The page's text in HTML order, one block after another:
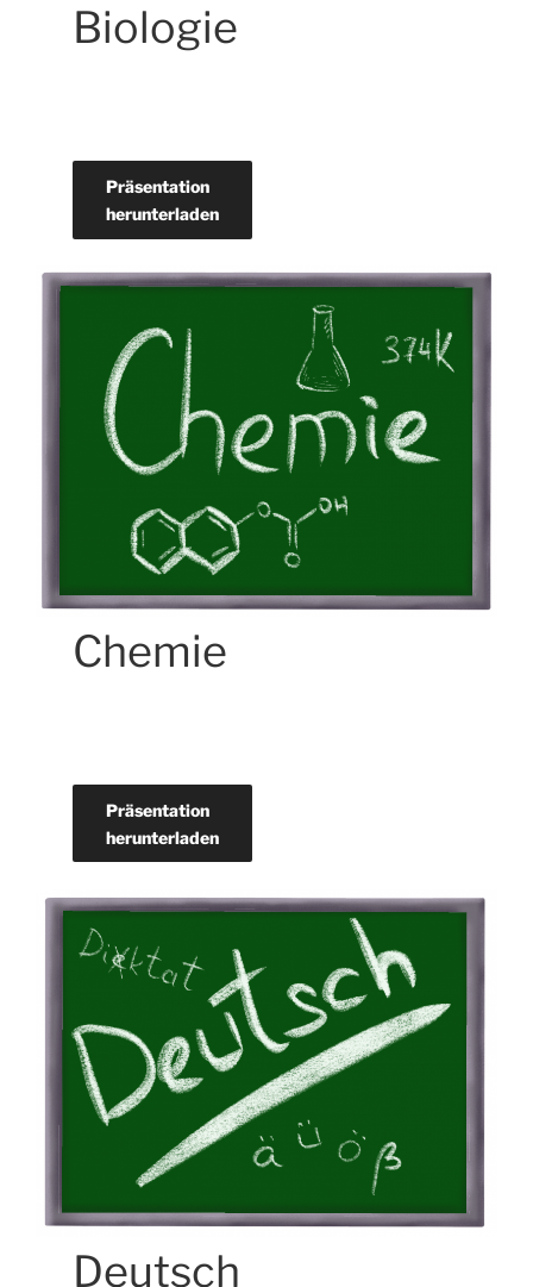
Biologie
Präsentation
herunterladen
Chemie
Präsentation
herunterladen
Deutsch